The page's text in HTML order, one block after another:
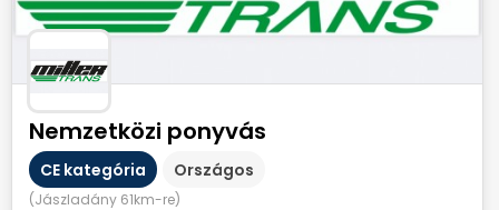
Nemzetközi ponyvás
CE kategória Országos
(Jászladány 61km-re)